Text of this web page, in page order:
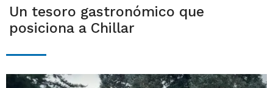
Un tesoro gastronómico que
posiciona a Chillar